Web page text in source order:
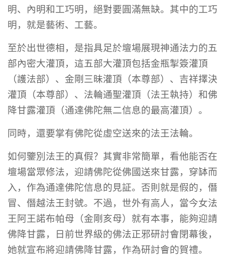
明、內明和工巧明，絕對要圓滿無缺。其中的工巧
明，就是藝術、工藝。
至於出世德相，是指具足於壇場展現神通法力的五
部內密大灌頂，這五部大灌頂包括金瓶掣簽灌頂
（護法部）、金剛三昧灌頂（本尊部）、吉祥擇決
灌頂（本尊部）、法輪通聖灌頂（法王執持）和佛
降甘露灌頂（通達佛陀無二信息的最高灌頂）。
同時，還要掌有佛陀從虛空送來的法王法輪。
如何鑒別法王的真假？其實非常簡單，看他能否在
壇場當眾修法，迎請佛陀從佛國送來甘露，穿缽而
入，作為通達佛陀信息的見証。否則就是假的，僭
冒、僭越法王封號。不過，世外有高人，當今女法
王阿王諾布帕母（金剛亥母）就有本事，能夠迎請
佛降甘露，日前世界級的佛法正邪研討會閉幕後，
她就宣布將迎請佛降甘露，作為研討會的賀禮。